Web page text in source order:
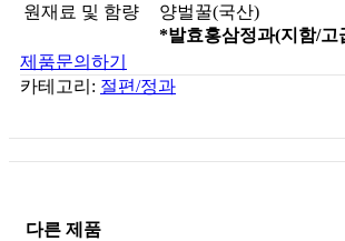
원재료 및 함량
양벌꿀(국산)
*발효홍삼정과(지함/고
제품문의하기
카테고리: 절편/정과
다른 제품